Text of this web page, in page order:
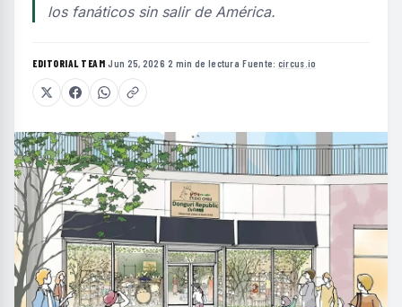
los fanáticos sin salir de América.
EDITORIAL TEAM·Jun 25, 2026·2 min de lectura·Fuente: circus.io